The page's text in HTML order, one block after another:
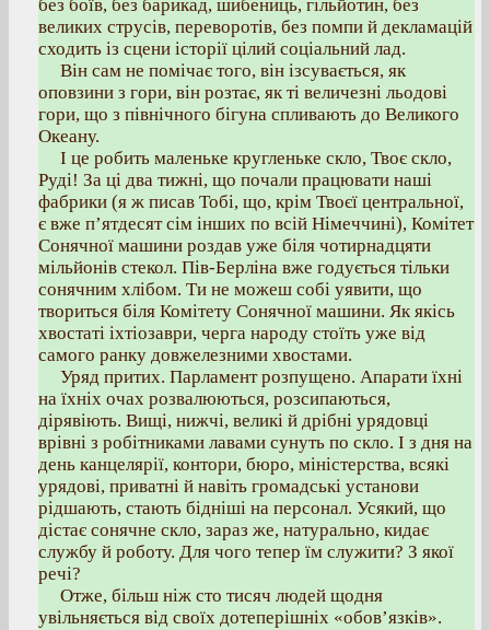
без боїв, без барикад, шибениць, гільйотин, без
великих струсів, переворотів, без помпи й декламацій
сходить із сцени історії цілий соціальний лад.
Він сам не помічає того, він ізсувається, як
оповзини з гори, він розтає, як ті величезні льодові
гори, що з північного бігуна спливають до Великого
Океану.
І це робить маленьке кругленьке скло, Твоє скло,
Руді! За ці два тижні, що почали працювати наші
фабрики (я ж писав Тобі, що, крім Твоєї центральної,
є вже п’ятдесят сім інших по всій Німеччині), Комітет
Сонячної машини роздав уже біля чотирнадцяти
мільйонів стекол. Пів-Берліна вже годується тільки
сонячним хлібом. Ти не можеш собі уявити, що
твориться біля Комітету Сонячної машини. Як якісь
хвостаті іхтіозаври, черга народу стоїть уже від
самого ранку довжелезними хвостами.
Уряд притих. Парламент розпущено. Апарати їхні
на їхніх очах розвалюються, розсипаються,
дірявіють. Вищі, нижчі, великі й дрібні урядовці
врівні з робітниками лавами сунуть по скло. І з дня на
день канцелярії, контори, бюро, міністерства, всякі
урядові, приватні й навіть громадські установи
рідшають, стають бідніші на персонал. Усякий, що
дістає сонячне скло, зараз же, натурально, кидає
службу й роботу. Для чого тепер їм служити? З якої
речі?
Отже, більш ніж сто тисяч людей щодня
увільняється від своїх дотеперішніх «обов’язків».